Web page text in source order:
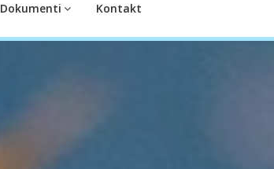
Dokumenti Kontakt